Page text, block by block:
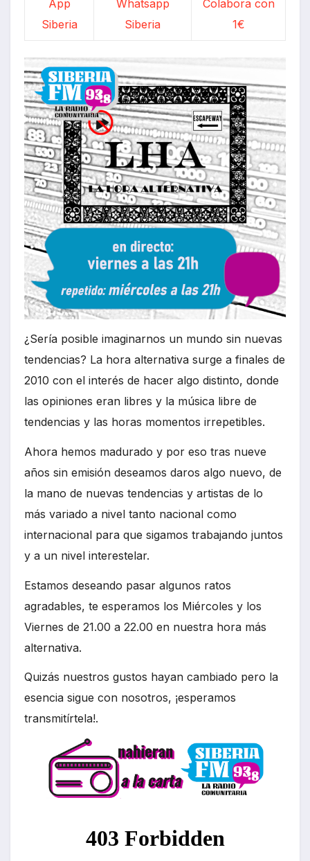
App
Siberia
Whatsapp
Siberia
Colabora con
1€
¿Sería posible imaginarnos un mundo sin nuevas
tendencias? La hora alternativa surge a finales de
2010 con el interés de hacer algo distinto, donde
las opiniones eran libres y la música libre de
tendencias y las horas momentos irrepetibles.
Ahora hemos madurado y por eso tras nueve
años sin emisión deseamos daros algo nuevo, de
la mano de nuevas tendencias y artistas de lo
más variado a nivel tanto nacional como
internacional para que sigamos trabajando juntos
y a un nivel interestelar.
Estamos deseando pasar algunos ratos
agradables, te esperamos los Miércoles y los
Viernes de 21.00 a 22.00 en nuestra hora más
alternativa.
Quizás nuestros gustos hayan cambiado pero la
esencia sigue con nosotros, ¡esperamos
transmitírtela!.